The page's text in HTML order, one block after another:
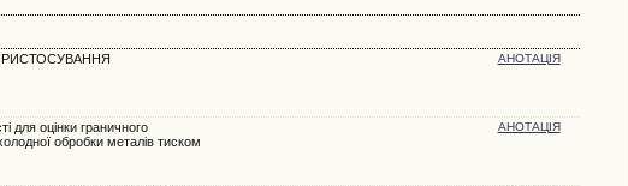
АНОТАЦІЯ
для оцінки граничного
обробки металів тиском
АНОТАЦІЯ